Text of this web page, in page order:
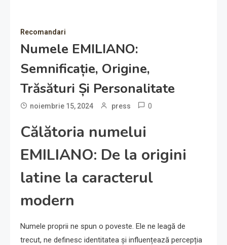
Recomandari
Numele EMILIANO:
Semnificație, Origine,
Trăsături Și Personalitate
noiembrie 15, 2024 press 0
Călătoria numelui
EMILIANO: De la origini
latine la caracterul
modern
Numele proprii ne spun o poveste. Ele ne leagă de
trecut, ne definesc identitatea și influențează percepția